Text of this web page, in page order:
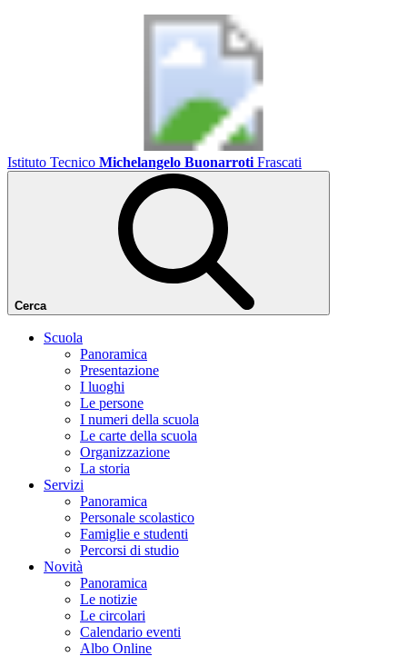
Istituto Tecnico Michelangelo Buonarroti Frascati
Cerca
Scuola
Panoramica
Presentazione
I luoghi
Le persone
I numeri della scuola
Le carte della scuola
Organizzazione
La storia
Servizi
Panoramica
Personale scolastico
Famiglie e studenti
Percorsi di studio
Novità
Panoramica
Le notizie
Le circolari
Calendario eventi
Albo Online